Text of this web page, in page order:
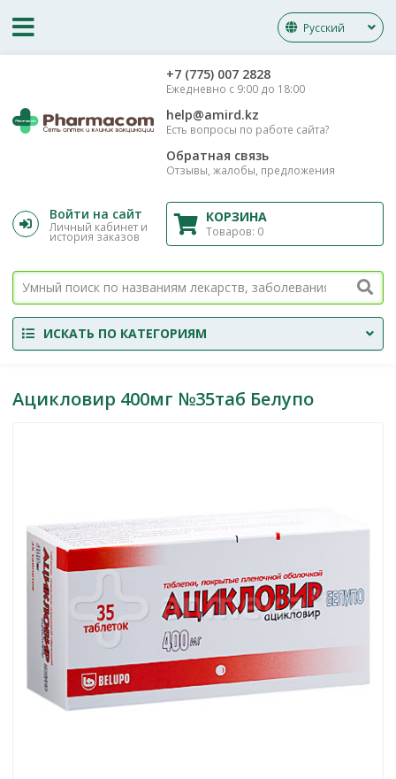
Русский
‎+7 (775) 007 2828
Ежедневно с 9:00 до 18:00
help@amird.kz
Есть вопросы по работе сайта?
Обратная связь
Отзывы, жалобы, предложения
Войти на сайт
Личный кабинет и
история заказов
КОРЗИНА
Товаров: 0
ИСКАТЬ ПО КАТЕГОРИЯМ
Ацикловир 400мг №35таб Белупо